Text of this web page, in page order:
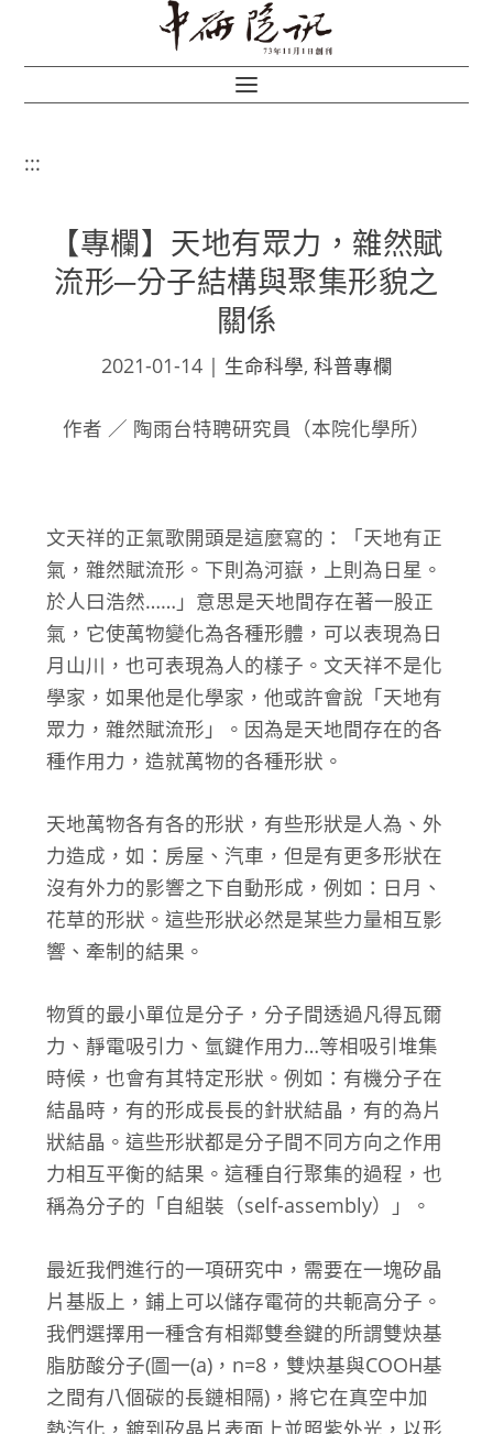
:::
【專欄】天地有眾力，雜然賦
流形─分子結構與聚集形貌之
關係
2021-01-14| 生命科學, 科普專欄
作者 ／ 陶雨台特聘研究員（本院化學所）
文天祥的正氣歌開頭是這麼寫的：「天地有正
氣，雜然賦流形。下則為河嶽，上則為日星。
於人曰浩然……」意思是天地間存在著一股正
氣，它使萬物變化為各種形體，可以表現為日
月山川，也可表現為人的樣子。文天祥不是化
學家，如果他是化學家，他或許會說「天地有
眾力，雜然賦流形」。因為是天地間存在的各
種作用力，造就萬物的各種形狀。
天地萬物各有各的形狀，有些形狀是人為、外
力造成，如：房屋、汽車，但是有更多形狀在
沒有外力的影響之下自動形成，例如：日月、
花草的形狀。這些形狀必然是某些力量相互影
響、牽制的結果。
物質的最小單位是分子，分子間透過凡得瓦爾
力、靜電吸引力、氫鍵作用力…等相吸引堆集
時候，也會有其特定形狀。例如：有機分子在
結晶時，有的形成長長的針狀結晶，有的為片
狀結晶。這些形狀都是分子間不同方向之作用
力相互平衡的結果。這種自行聚集的過程，也
稱為分子的「自組裝（self-assembly）」。
最近我們進行的一項研究中，需要在一塊矽晶
片基版上，鋪上可以儲存電荷的共軛高分子。
我們選擇用一種含有相鄰雙叁鍵的所謂雙炔基
脂肪酸分子(圖一(a)，n=8，雙炔基與COOH基
之間有八個碳的長鏈相隔)，將它在真空中加
熱汽化，鍍到矽晶片表面上並照紫外光，以形